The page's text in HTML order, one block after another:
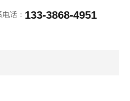
话： 133-3868-4951